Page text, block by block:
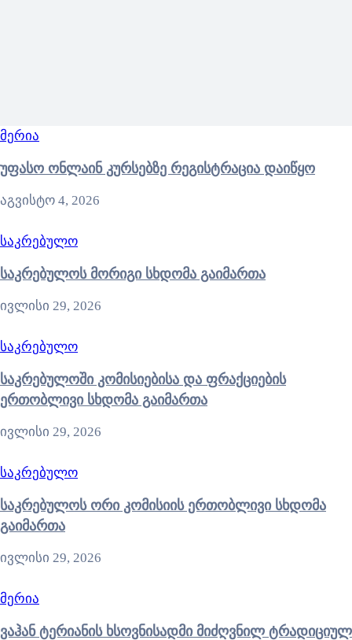
მერია
უფასო ონლაინ კურსებზე რეგისტრაცია დაიწყო
აგვისტო 4, 2026
საკრებულო
საკრებულოს მორიგი სხდომა გაიმართა
ივლისი 29, 2026
საკრებულო
საკრებულოში კომისიებისა და ფრაქციების
ერთობლივი სხდომა გაიმართა
ივლისი 29, 2026
საკრებულო
საკრებულოს ორი კომისიის ერთობლივი სხდომა
გაიმართა
ივლისი 29, 2026
მერია
ვაჰან ტერიანის ხსოვნისადმი მიძღვნილ ტრადიციულ